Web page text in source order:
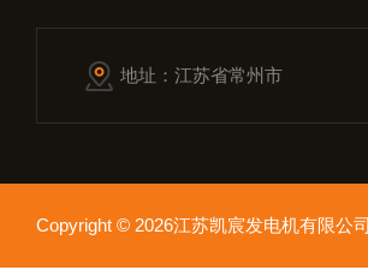
地址：江苏省常州市
Copyright © 2026江苏凯宸发电机有限